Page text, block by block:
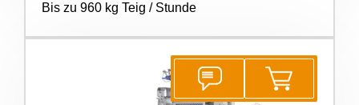
Bis zu 960 kg Teig / Stunde